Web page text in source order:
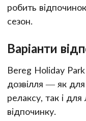
робить
сезон.
Варіанти
Bereg Holiday
дозвілля — як для
релаксу, так і
відпочинку.